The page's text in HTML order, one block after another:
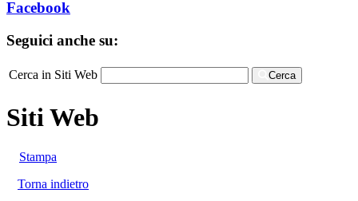
Facebook
Seguici anche su:
Cerca in Siti Web Cerca
Siti Web
Stampa
Torna indietro